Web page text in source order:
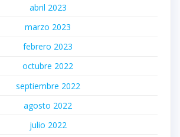
abril 2023
marzo 2023
febrero 2023
octubre 2022
septiembre 2022
agosto 2022
julio 2022